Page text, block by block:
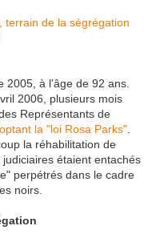
2005, à l'âge de 92 ans.
2006, plusieurs mois
Représentants de
la "loi Rosa Parks"
la réhabilitation de
étaient entachés
perpétrés dans le cadre
noirs.